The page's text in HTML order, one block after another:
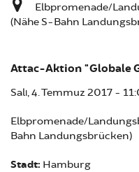
Elbpromenade/
(Nähe S-Bahn
Attac-Aktion "Globale
Salı, 4. Temmuz 2017 -
Elbpromenade/
Bahn Landungsbrücken)
Stadt: Hamburg